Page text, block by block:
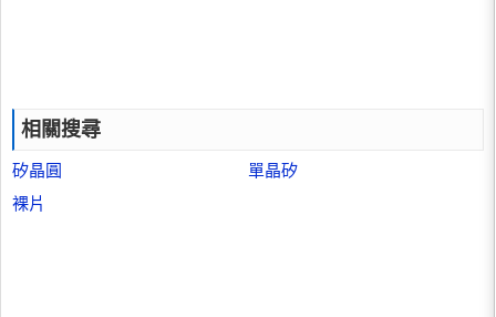
相關搜尋
矽晶圓
單晶矽
裸片